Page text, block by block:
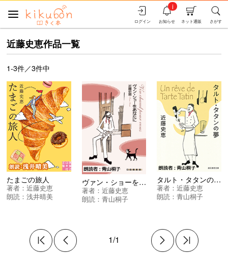
さがす
ネット通販
お知らせ
i
ログイン
近藤史恵作品一覧
1-3件／3件中
たまごの旅人
著者：近藤史恵
朗読：浅井晴美
ヴァン・ショーをあなたに ＜ビストロ・パ・マルシリーズ＞
著者： 近藤史恵
朗読： 青山桐子
タルト・タタンの夢 ＜ビストロ・パ・マルシリーズ＞
著者：近藤史恵
朗読：青山桐子
1/1